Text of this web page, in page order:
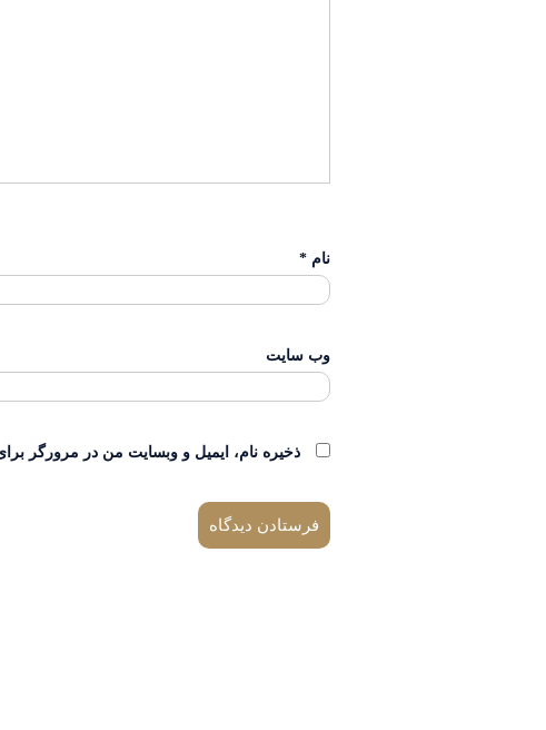
نام*
وب‌ سایت
ذخیره نام، ایمیل و وبسایت من در مرورگر